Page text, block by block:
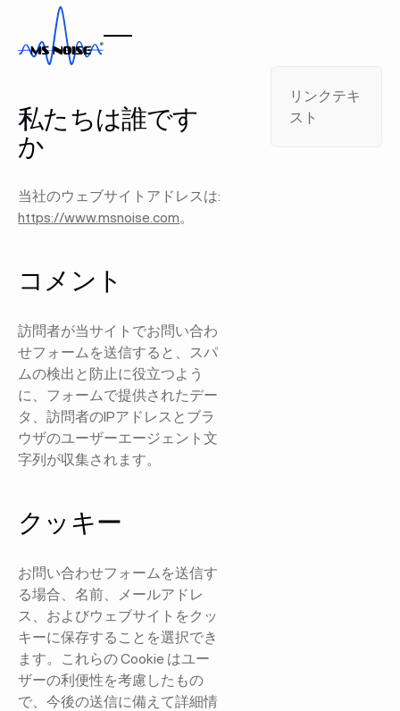
法的情報
私たちは誰です
か
当社のウェブサイトアドレスは:
https://www.msnoise.com。
コメント
訪問者が当サイトでお問い合わ
せフォームを送信すると、スパ
ムの検出と防止に役立つよう
に、フォームで提供されたデー
タ、訪問者のIPアドレスとブラ
ウザのユーザーエージェント文
字列が収集されます。
クッキー
お問い合わせフォームを送信す
る場合、名前、メールアドレ
ス、およびウェブサイトをクッ
キーに保存することを選択でき
ます。これらの Cookie はユー
ザーの利便性を考慮したもの
で、今後の送信に備えて詳細情
リンクテキ
スト